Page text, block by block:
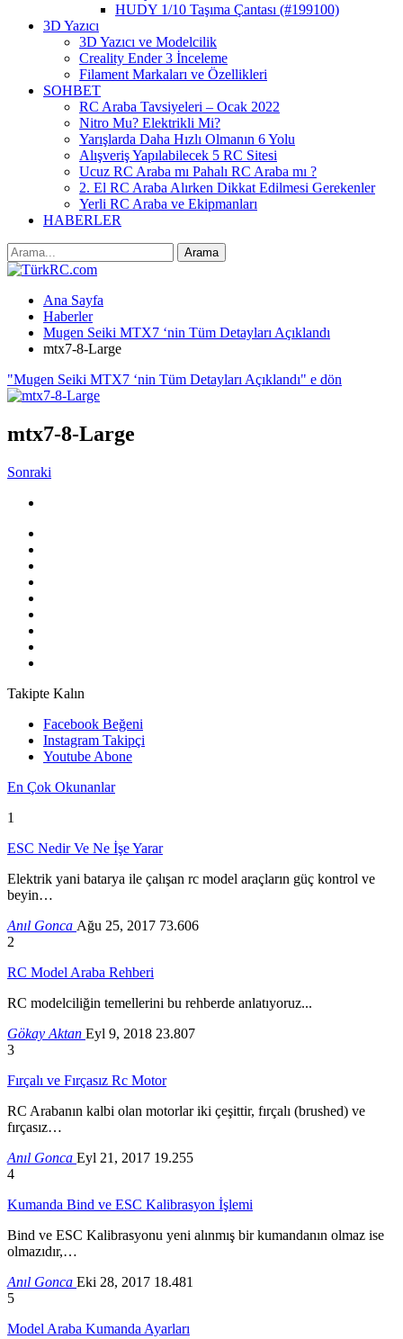
HUDY 1/10 Taşıma Çantası (#199100)
3D Yazıcı
3D Yazıcı ve Modelcilik
Creality Ender 3 İnceleme
Filament Markaları ve Özellikleri
SOHBET
RC Araba Tavsiyeleri – Ocak 2022
Nitro Mu? Elektrikli Mi?
Yarışlarda Daha Hızlı Olmanın 6 Yolu
Alışveriş Yapılabilecek 5 RC Sitesi
Ucuz RC Araba mı Pahalı RC Araba mı ?
2. El RC Araba Alırken Dikkat Edilmesi Gerekenler
Yerli RC Araba ve Ekipmanları
HABERLER
Ana Sayfa
Haberler
Mugen Seiki MTX7 ‘nin Tüm Detayları Açıklandı
mtx7-8-Large
"Mugen Seiki MTX7 ‘nin Tüm Detayları Açıklandı" e dön
mtx7-8-Large
Sonraki
Takipte Kalın
Facebook Beğeni
Instagram Takipçi
Youtube Abone
En Çok Okunanlar
1
ESC Nedir Ve Ne İşe Yarar
Elektrik yani batarya ile çalışan rc model araçların güç kontrol ve
beyin…
Anıl Gonca Ağu 25, 2017 73.606
2
RC Model Araba Rehberi
RC modelciliğin temellerini bu rehberde anlatıyoruz...
Gökay Aktan Eyl 9, 2018 23.807
3
Fırçalı ve Fırçasız Rc Motor
RC Arabanın kalbi olan motorlar iki çeşittir, fırçalı (brushed) ve
fırçasız…
Anıl Gonca Eyl 21, 2017 19.255
4
Kumanda Bind ve ESC Kalibrasyon İşlemi
Bind ve ESC Kalibrasyonu yeni alınmış bir kumandanın olmaz ise
olmazıdır,…
Anıl Gonca Eki 28, 2017 18.481
5
Model Araba Kumanda Ayarları